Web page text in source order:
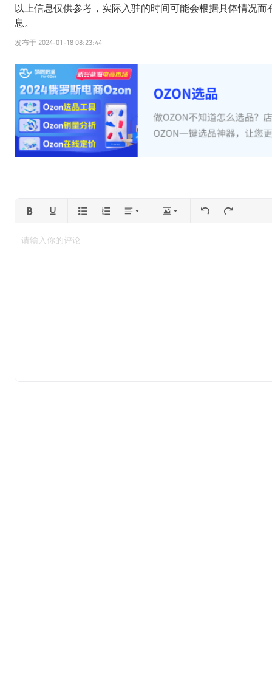
以上信息仅供参考，实际入驻的时间可能会根据具体情况
息。
发布于 2024-01-18 08:23:44
请输入你的评论